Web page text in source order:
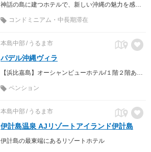
神話の島に建つホテルで、新しい沖縄の魅力を感じて。
コンドミニアム・中長期滞在
本島中部 うるま市
パデル沖縄ヴィラ
ペンション
本島中部 うるま市
伊計島温泉 AJリゾートアイランド伊計島
伊計島の最東端にあるリゾートホテル